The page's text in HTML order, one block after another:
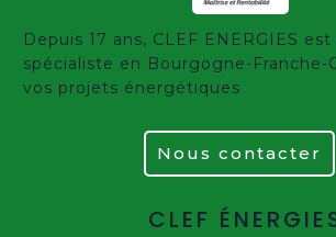
Depuis 17 ans, CLEF ENERGIES
spécialiste en Bourgogne-Franche-
vos projets énergétiques
Nous contacter
CLEF